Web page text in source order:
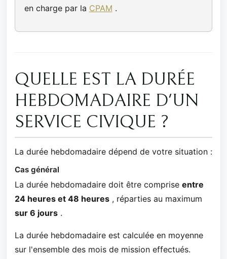
en charge par la CPAM .
QUELLE EST LA DURÉE
HEBDOMADAIRE D'UN
SERVICE CIVIQUE ?
La durée hebdomadaire dépend de votre situation :
Cas général
La durée hebdomadaire doit être comprise entre
24 heures et 48 heures , réparties au maximum
sur 6 jours .
La durée hebdomadaire est calculée en moyenne
sur l'ensemble des mois de mission effectués.